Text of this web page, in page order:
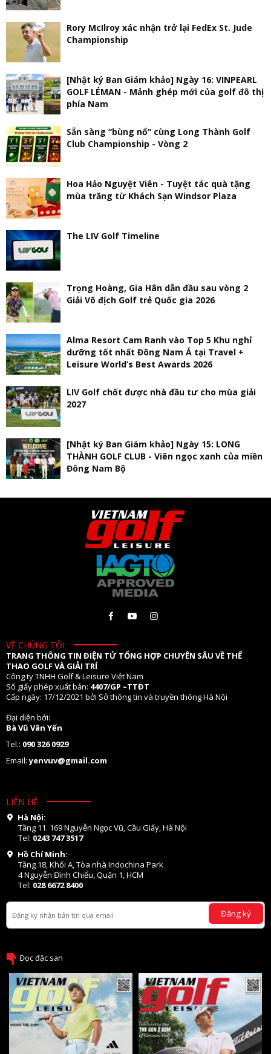
Rory McIlroy xác nhận trở lại FedEx St. Jude
Championship
[Nhật ký Ban Giám khảo] Ngày 16: VINPEARL
GOLF LÉMAN - Mảnh ghép mới của golf đô thị
phía Nam
Sẵn sàng “bùng nổ” cùng Long Thành Golf
Club Championship - Vòng 2
Hoa Hảo Nguyệt Viên - Tuyệt tác quà tặng
mùa trăng từ Khách Sạn Windsor Plaza
The LIV Golf Timeline
Trọng Hoàng, Gia Hân dẫn đầu sau vòng 2
Giải Vô địch Golf trẻ Quốc gia 2026
Alma Resort Cam Ranh vào Top 5 Khu nghỉ
dưỡng tốt nhất Đông Nam Á tại Travel +
Leisure World’s Best Awards 2026
LIV Golf chốt được nhà đầu tư cho mùa giải
2027
[Nhật ký Ban Giám khảo] Ngày 15: LONG
THÀNH GOLF CLUB - Viên ngọc xanh của miền
Đông Nam Bộ
VỀ CHÚNG TÔI
TRANG THÔNG TIN ĐIỆN TỬ TỔNG HỢP CHUYÊN SÂU VỀ THỂ
THAO GOLF VÀ GIẢI TRÍ
Công ty TNHH Golf & Leisure Việt Nam
Số giấy phép xuất bản: 4407/GP –TTĐT
Cấp ngày: 17/12/2021 bởi Sở thông tin và truyền thông Hà Nội
Đại diện bởi:
Bà Vũ Vân Yến
Tel.: 090 326 0929
Email:yenvuv@gmail.com
LIÊN HỆ
Hà Nội:
Tầng 11. 169 Nguyễn Ngọc Vũ, Cầu Giấy, Hà Nội
Tel: 0243 747 3517
Hồ Chí Minh:
Tầng 18, Khối A, Tòa nhà Indochina Park
4 Nguyễn Đình Chiểu, Quận 1, HCM
Tel: 028 6672 8400
Đăng ký
Đọc đặc san